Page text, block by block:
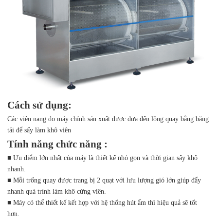
Cách sử dụng:
Các viên nang do máy chính sản xuất được đưa đến lồng quay bằng băng
tải để sấy làm khô viên
Tính năng chức năng :
■ Ưu điểm lớn nhất của máy là thiết kế nhỏ gọn và thời gian sấy khô
nhanh.
■ Mỗi trống quay được trang bị 2 quạt với lưu lượng gió lớn giúp đẩy
nhanh quá trình làm khô cứng viên.
■ Máy có thể thiết kế kết hợp với hệ thống hút ẩm thì hiệu quả sẽ tốt
hơn.